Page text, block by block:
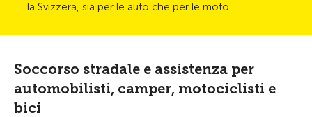
la Svizzera, sia per le auto che per le moto.
Soccorso stradale e assistenza per
automobilisti, camper, motociclisti e
bici